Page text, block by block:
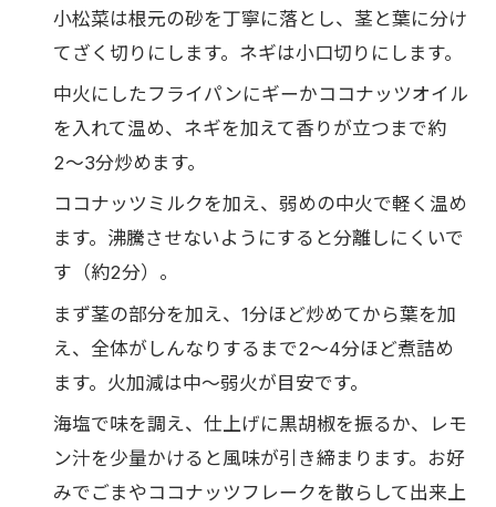
小松菜は根元の砂を丁寧に落とし、茎と葉に分け
てざく切りにします。ネギは小口切りにします。
中火にしたフライパンにギーかココナッツオイル
を入れて温め、ネギを加えて香りが立つまで約
2〜3分炒めます。
ココナッツミルクを加え、弱めの中火で軽く温め
ます。沸騰させないようにすると分離しにくいで
す（約2分）。
まず茎の部分を加え、1分ほど炒めてから葉を加
え、全体がしんなりするまで2〜4分ほど煮詰め
ます。火加減は中〜弱火が目安です。
海塩で味を調え、仕上げに黒胡椒を振るか、レモ
ン汁を少量かけると風味が引き締まります。お好
みでごまやココナッツフレークを散らして出来上